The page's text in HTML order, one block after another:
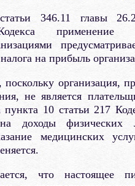
346.11 главы
применение
на прибыль
поскольку организация,
не является
пункта 10 статьи 217
доходы физических
медицинских
что настоящее